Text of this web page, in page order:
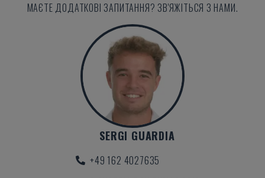
МАЄТЕ ДОДАТКОВІ ЗАПИТАННЯ? ЗВ'ЯЖІТЬСЯ З НАМИ.
SERGI GUARDIA
+49 162 4027635